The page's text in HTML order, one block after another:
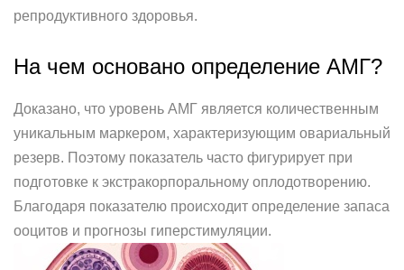
репродуктивного здоровья.
На чем основано определение АМГ?
Доказано, что уровень АМГ является количественным
уникальным маркером, характеризующим овариальный
резерв. Поэтому показатель часто фигурирует при
подготовке к экстракорпоральному оплодотворению.
Благодаря показателю происходит определение запаса
ооцитов и прогнозы гиперстимуляции.